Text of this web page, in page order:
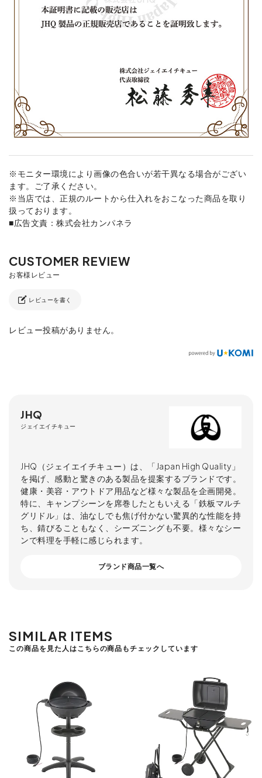
※モニター環境により画像の色合いが若干異なる場合がござい
ます。ご了承ください。
※当店では、正規のルートから仕入れをおこなった商品を取り
扱っております。
■広告文責：株式会社カンパネラ
レビューを書く
レビュー投稿がありません。
JHQ
ジェイエイチキュー
JHQ（ジェイエイチキュー）は、「Japan High Quality」
を掲げ、感動と驚きのある製品を提案するブランドです。
健康・美容・アウトドア用品など様々な製品を企画開発。
特に、キャンプシーンを席巻したともいえる「鉄板マルチ
グリドル」は、油なしでも焦げ付かない驚異的な性能を持
ち、錆びることもなく、シーズニングも不要。様々なシー
ンで料理を手軽に感じられます。
ブランド商品一覧へ
SIMILAR ITEMS
この商品を見た人はこちらの商品もチェックしています